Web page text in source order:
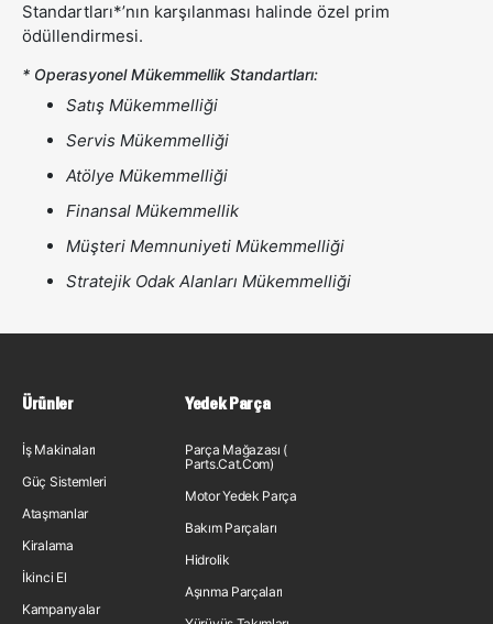
Standartları*’nın karşılanması halinde özel prim
ödüllendirmesi.
* Operasyonel Mükemmellik Standartları:
Satış Mükemmelliği
Servis Mükemmelliği
Atölye Mükemmelliği
Finansal Mükemmellik
Müşteri Memnuniyeti Mükemmelliği
Stratejik Odak Alanları Mükemmelliği
Ürünler
İş Makinaları
Güç Sistemleri
Ataşmanlar
Kiralama
İkinci El
Kampanyalar
Yedek Parça
Parça Mağazası (
Parts.Cat.Com)
Motor Yedek Parça
Bakım Parçaları
Hidrolik
Aşınma Parçaları